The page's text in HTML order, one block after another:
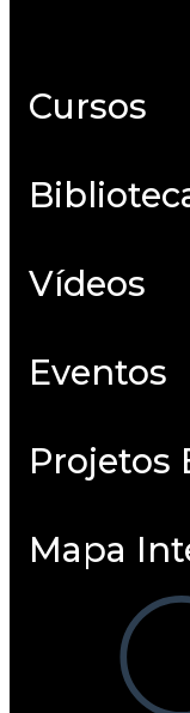
Cursos
Vídeos
Eventos
Projetos
Mapa
Alternar
pesquisa